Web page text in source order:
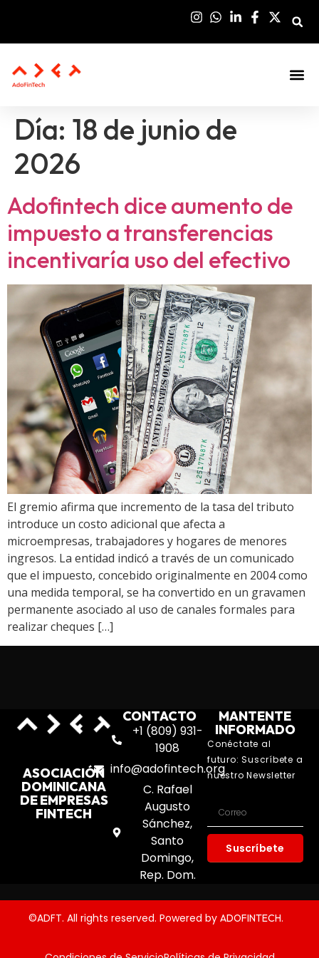
Día: 18 de junio de
2026
Adofintech dice aumento de
impuesto a transferencias
incentivaría uso del efectivo
El gremio afirma que incremento de la tasa del tributo
introduce un costo adicional que afecta a
microempresas, trabajadores y hogares de menores
ingresos. La entidad indicó a través de un comunicado
que el impuesto, concebido originalmente en 2004 como
una medida temporal, se ha convertido en un gravamen
permanente asociado al uso de canales formales para
realizar cheques […]
ASOCIACIÓN
DOMINICANA
DE EMPRESAS
FINTECH
CONTACTO
+1 (809) 931-
1908
info@adofintech.org
C. Rafael
Augusto
Sánchez,
Santo
Domingo,
Rep. Dom.
MANTENTE
INFORMADO
Conéctate al
futuro: Suscríbete a
nuestro Newsletter
Suscríbete
©ADFT. All rights reserved. Powered by ADOFINTECH.